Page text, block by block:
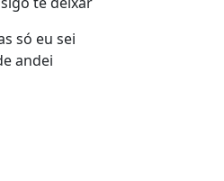
só eu sei
andei